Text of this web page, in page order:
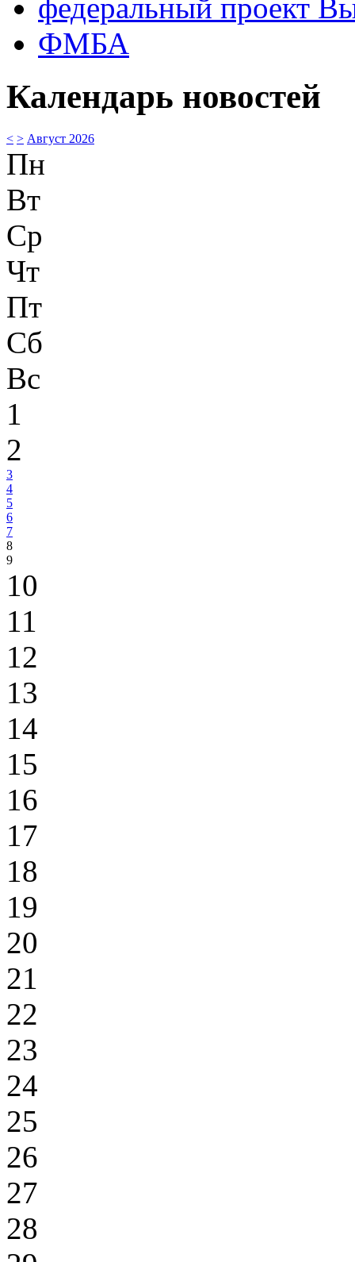
федеральный проект
ФМБА
Календарь новостей
< > Август 2026
Пн
Вт
Ср
Чт
Пт
Сб
Вс
1
2
3
4
5
6
7
8
9
10
11
12
13
14
15
16
17
18
19
20
21
22
23
24
25
26
27
28